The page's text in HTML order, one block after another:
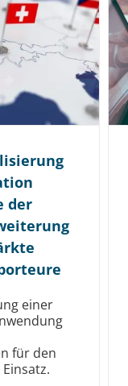
der
einer
für den